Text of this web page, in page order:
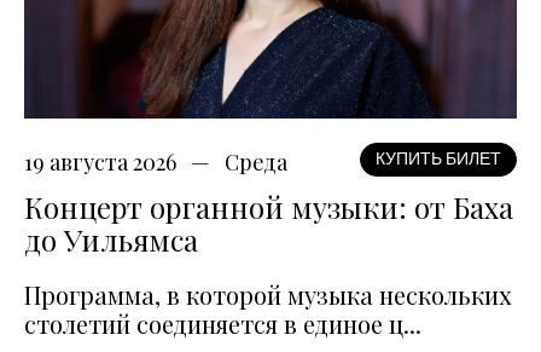
19 августа 2026 Среда КУПИТЬ БИЛЕТ
Концерт органной музыки: от Баха
до Уильямса
Программа, в которой музыка нескольких
столетий соединяется в единое ц...